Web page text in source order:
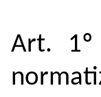
Art. 1º